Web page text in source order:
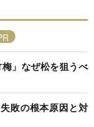
」なぜ松を狙うべ
敗の根本原因と対